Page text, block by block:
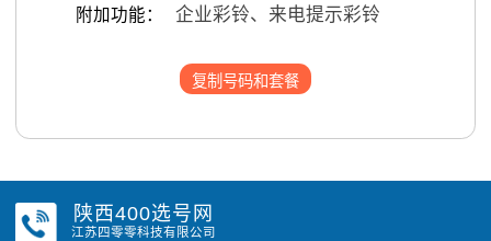
附加功能： 企业彩铃、来电提示彩铃
复制号码和套餐
陕西400选号网
江苏四零零科技有限公司